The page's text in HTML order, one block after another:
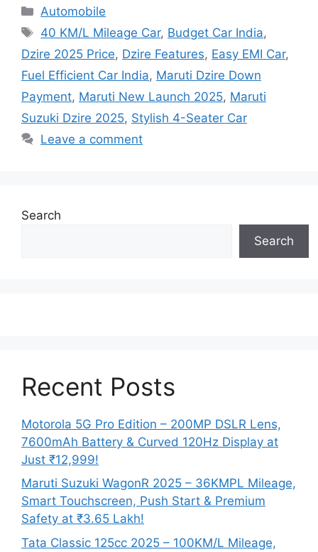
Categories
Automobile
Tags
40 KM/L Mileage Car, Budget Car India,
Dzire 2025 Price, Dzire Features, Easy EMI Car,
Fuel Efficient Car India, Maruti Dzire Down
Payment, Maruti New Launch 2025, Maruti
Suzuki Dzire 2025, Stylish 4-Seater Car
Leave a comment
Search
Search
Recent Posts
Motorola 5G Pro Edition – 200MP DSLR Lens,
7600mAh Battery & Curved 120Hz Display at
Just ₹12,999!
Maruti Suzuki WagonR 2025 – 36KMPL Mileage,
Smart Touchscreen, Push Start & Premium
Safety at ₹3.65 Lakh!
Tata Classic 125cc 2025 – 100KM/L Mileage,